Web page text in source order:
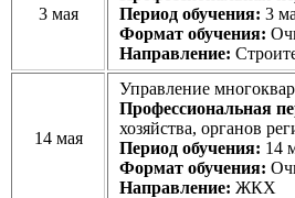
3 мая
Период обучения: 3
Формат обучения:
Направление:
14 мая
Управление
Профессиональная
хозяйства, органов
Период обучения: 14
Формат обучения:
Направление: ЖКХ